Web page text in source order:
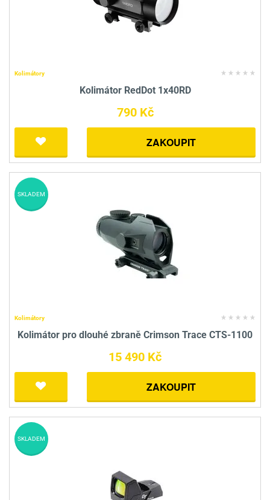
Kolimátory
Kolimátor RedDot 1x40RD
790 Kč
ZAKOUPIT
Kolimátory
Kolimátor pro dlouhé zbraně Crimson Trace CTS-1100
15 490 Kč
ZAKOUPIT
SKLADEM
SKLADEM